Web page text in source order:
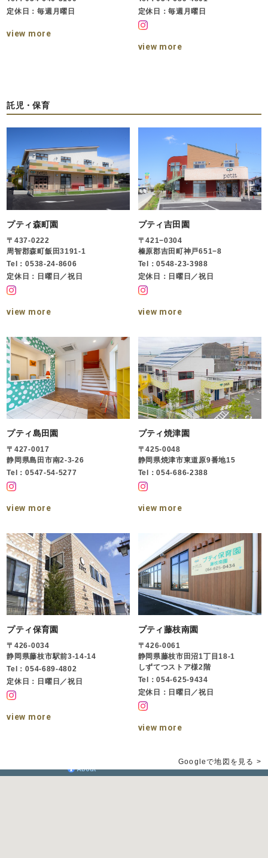
定休日：毎週月曜日
view more
定休日：毎週月曜日
view more
託児・保育
プティ森町園
〒437-0222
周智郡森町飯田3191-1
Tel：0538-24-8606
定休日：日曜日／祝日
view more
プティ吉田園
〒421−0304
榛原郡吉田町神戸651−8
Tel：0548-23-3988
定休日：日曜日／祝日
view more
プティ島田園
〒427-0017
静岡県島田市南2-3-26
Tel：0547-54-5277
view more
プティ焼津園
〒425-0048
静岡県焼津市東道原9番地15
Tel：054-686-2388
view more
プティ保育園
〒426-0034
静岡県藤枝市駅前3-14-14
Tel：054-689-4802
定休日：日曜日／祝日
view more
プティ藤枝南園
〒426-0061
静岡県藤枝市田沼1丁目18-1
しずてつストア様2階
Tel：054-625-9434
定休日：日曜日／祝日
view more
Googleで地図を見る >